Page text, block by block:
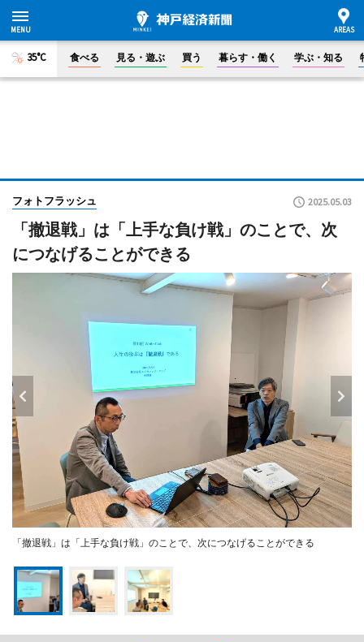
35°C 食べる 見る・遊ぶ 買う 暮らす・働く 学ぶ・知る
フォトフラッシュ 2025.05.03
「撤退戦」は「上手な負け戦」のことで、次
につなげることができる
「撤退戦」は「上手な負け戦」のことで、次につなげることができる